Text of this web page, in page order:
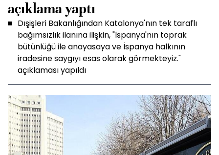
açıklama yaptı
Dışişleri Bakanlığından Katalonya'nın tek taraflı
bağımsızlık ilanına ilişkin, "İspanya'nın toprak
bütünlüğü ile anayasaya ve İspanya halkının
iradesine saygıyı esas olarak görmekteyiz."
açıklaması yapıldı